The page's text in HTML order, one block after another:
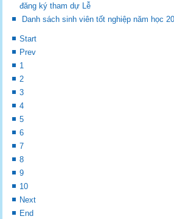
đăng ký tham dự Lễ
Danh sách sinh viên tốt nghiệp năm học
Start
Prev
1
2
3
4
5
6
7
8
9
10
Next
End